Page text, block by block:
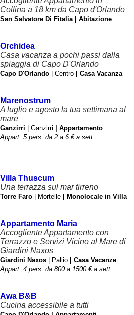
Collina a 18 km da Capo d'Orlando
San Salvatore Di Fitalia | Abitazione
Orchidea
Casa vacanza a pochi passi dalla
spiaggia di Capo D'Orlando
Capo D'Orlando | Centro | Casa Vacanza
Marenostrum
A luglio e agosto la tua settimana al
mare
Ganzirri | Ganzirri | Appartamento
Appart. 5 pers. da 2 a 6 € a sett.
Villa Thuscum
Una terrazza sul mar tirreno
Torre Faro | Mortelle | Monolocale in Villa
Appartamento Maria
Accogliente Appartamento con
Terrazzo e Servizi Vicino al Mare di
Giardini Naxos
Giardini Naxos | Pallio | Casa Vacanze
Appart. 4 pers. da 800 a 1500 € a sett.
Awa B&B
Cucina accessibile a tutti